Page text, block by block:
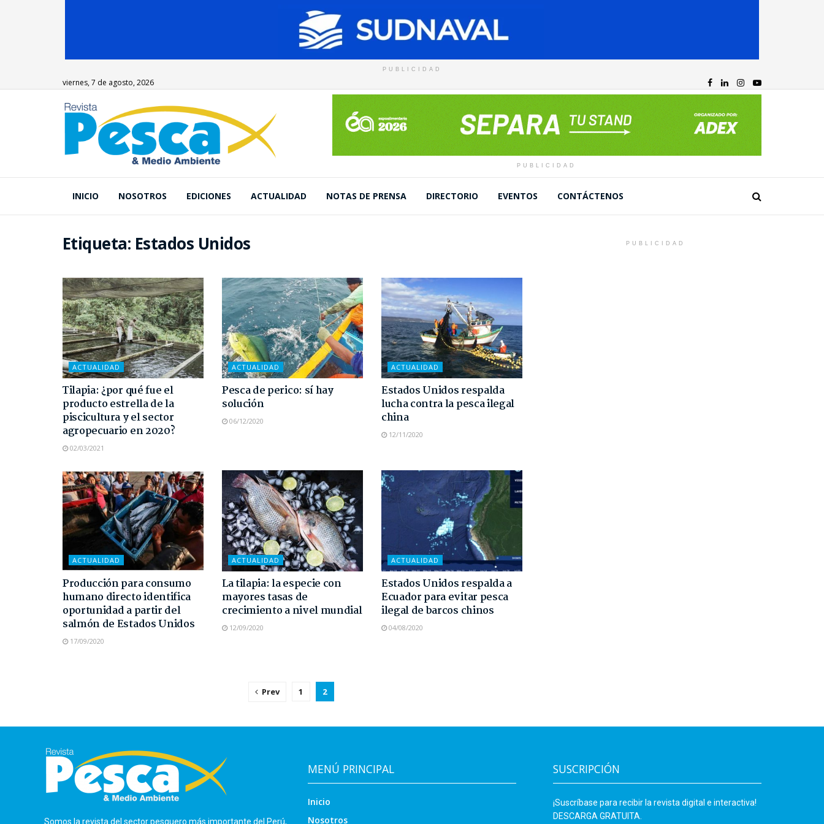
PUBLICIDAD
viernes, 7 de agosto, 2026
PUBLICIDAD
INICIO NOSOTROS EDICIONES ACTUALIDAD NOTAS DE PRENSA DIRECTORIO EVENTOS CONTÁCTENOS
Etiqueta: Estados Unidos
ACTUALIDAD
Tilapia: ¿por qué fue el
producto estrella de la
piscicultura y el sector
agropecuario en 2020?
02/03/2021
ACTUALIDAD
Pesca de perico: sí hay
solución
06/12/2020
ACTUALIDAD
Estados Unidos respalda
lucha contra la pesca ilegal
china
12/11/2020
ACTUALIDAD
Producción para consumo
humano directo identifica
oportunidad a partir del
salmón de Estados Unidos
17/09/2020
ACTUALIDAD
La tilapia: la especie con
mayores tasas de
crecimiento a nivel mundial
12/09/2020
ACTUALIDAD
Estados Unidos respalda a
Ecuador para evitar pesca
ilegal de barcos chinos
04/08/2020
Prev 1 2
PUBLICIDAD
Somos la revista del sector pesquero más importante del Perú,
MENÚ PRINCIPAL
Inicio
Nosotros
SUSCRIPCIÓN
¡Suscríbase para recibir la revista digital e interactiva!
DESCARGA GRATUITA.